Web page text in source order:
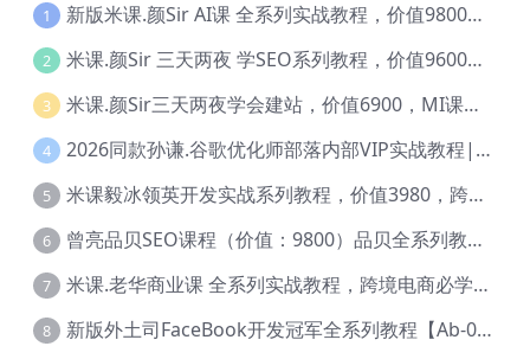
1 新版米课.颜Sir AI课 全系列实战教程，价值9800，跨境首选！【Ag-0052】
2 米课.颜Sir 三天两夜 学SEO系列教程，价值9600元，跨境人都在学 【Ag-0056】
3 米课.颜Sir三天两夜学会建站，价值6900，MI课甄选课程 【Ag-0055】
4 2026同款孙谦.谷歌优化师部落内部VIP实战教程|价值4999元全网独家解码（官方报名版本）【@034】
5 米课毅冰领英开发实战系列教程，价值3980，跨境必选【Ag-0049】
6 曾亮品贝SEO课程（价值：9800）品贝全系列教程 【Ab-0022】
7 米课.老华商业课 全系列实战教程，跨境电商必学，价值16900元【Ag-0053】
8 新版外土司FaceBook开发冠军全系列教程【Ab-0021】